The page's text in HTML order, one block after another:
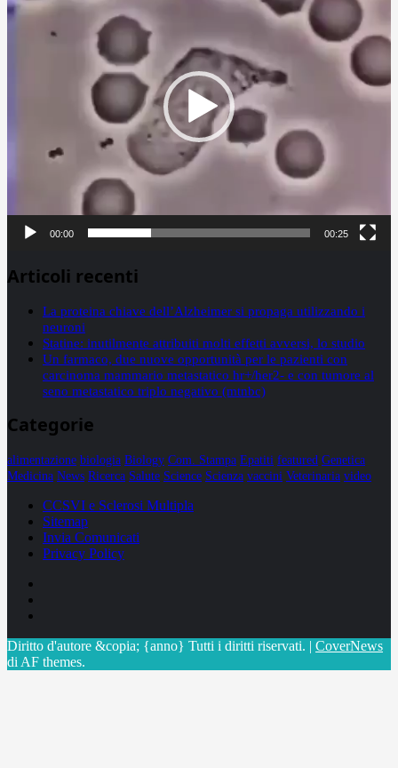
00:00 00:25
Articoli recenti
La proteina chiave dell’Alzheimer si propaga utilizzando i
neuroni
Statine: inutilmente attribuiti molti effetti avversi, lo studio
Un farmaco, due nuove opportunità per le pazienti con
carcinoma mammario metastatico hr+/her2- e con tumore al
seno metastatico triplo negativo (mtnbc)
Categorie
alimentazione biologia Biology Com. Stampa Epatiti featured Genetica
Medicina News Ricerca Salute Science Scienza vaccini Veterinaria video
CCSVI e Sclerosi Multipla
Sitemap
Invia Comunicati
Privacy Policy
Diritto d'autore &copia; {anno} Tutti i diritti riservati. | CoverNews
di AF themes.